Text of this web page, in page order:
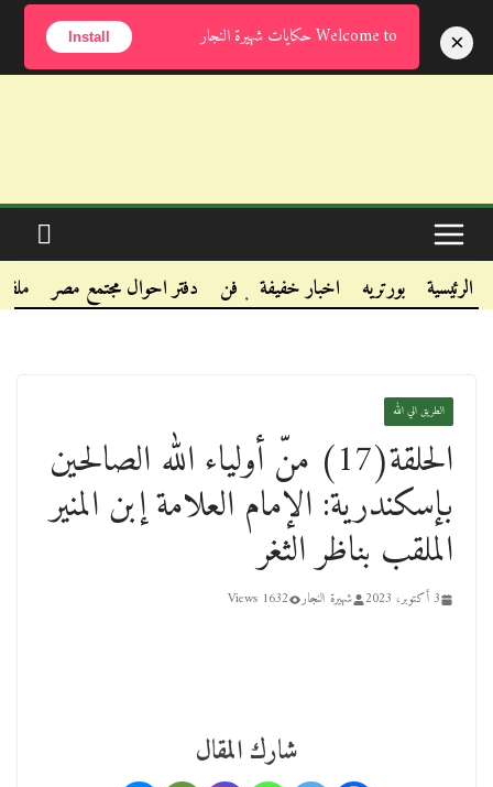
الخميس, أغسطس 6, 2026
.
.
الرئيسية بورتريه اخبار خفيفة فن دفتر احوال مجتمع مصر
الطريق الي الله
الحلقة(17) منّ أولياء الله الصالحين
بإسكندرية: الإمام العلامة إبن المنير
الملقب بناظر الثغر
3 أكتوبر، 2023 شهيرة النجار 1632 Views
شارك المقال
Welcome to حكايات شهيرة النجار Install ×